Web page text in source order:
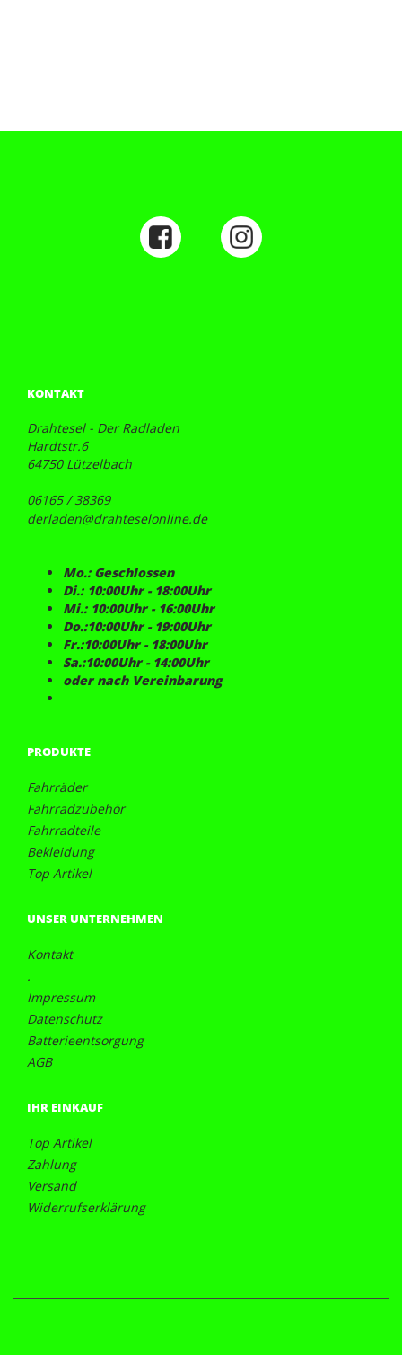
KONTAKT
Drahtesel - Der Radladen
Hardtstr.6
64750 Lützelbach
06165 / 38369
derladen@drahteselonline.de
Mo.: Geschlossen
Di.: 10:00Uhr - 18:00Uhr
Mi.: 10:00Uhr - 16:00Uhr
Do.:10:00Uhr - 19:00Uhr
Fr.:10:00Uhr - 18:00Uhr
Sa.:10:00Uhr - 14:00Uhr
oder nach Vereinbarung
PRODUKTE
Fahrräder
Fahrradzubehör
Fahrradteile
Bekleidung
Top Artikel
UNSER UNTERNEHMEN
Kontakt
.
Impressum
Datenschutz
Batterieentsorgung
AGB
IHR EINKAUF
Top Artikel
Zahlung
Versand
Widerrufserklärung